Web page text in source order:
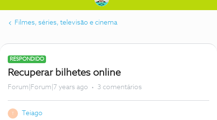
Filmes, séries, televisão e cinema
RESPONDIDO
Recuperar bilhetes online
Forum|Forum|7 years ago 3 comentários
T Teiago